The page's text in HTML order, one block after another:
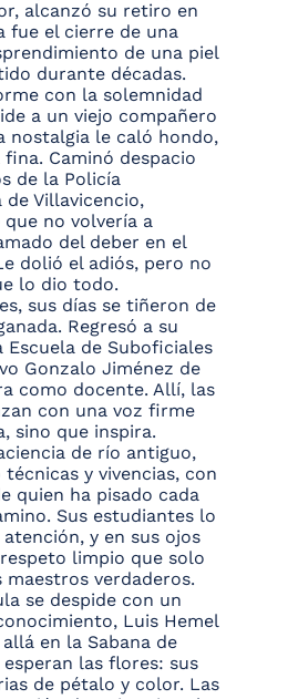
alcanzó su retiro en
fue el cierre de una
de una piel
durante décadas.
con la solemnidad
a un viejo compañero
nostalgia le caló hondo,
Caminó despacio
de la Policía
Villavicencio,
no volvería a
del deber en el
dolió el adiós, pero no
lo dio todo.
sus días se tiñeron de
Regresó a su
Escuela de Suboficiales
Gonzalo Jiménez de
como docente. Allí, las
con una voz firme
sino que inspira.
de río antiguo,
y vivencias, con
quien ha pisado cada
Sus estudiantes lo
y en sus ojos
limpio que solo
maestros verdaderos.
se despide con un
Luis Hemel
en la Sabana de
las flores: sus
de pétalo y color. Las